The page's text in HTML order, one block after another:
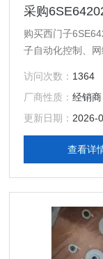
购买西门子
子自动化控制、
品、能源集团自
销售西门子各系
网络通讯、变频
动 产品及高、
访问次数： 1364
厂商性质：经销商
更新日期： 2026-
查看详